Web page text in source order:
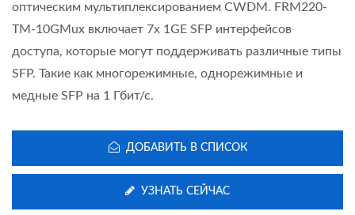
оптическим мультиплексированием CWDM. FRM220-
TM-10GMux включает 7x 1GE SFP интерфейсов
доступа, которые могут поддерживать различные типы
SFP. Такие как многорежимные, однорежимные и
медные SFP на 1 Гбит/с.
ДОБАВИТЬ В СПИСОК
УЗНАТЬ СЕЙЧАС